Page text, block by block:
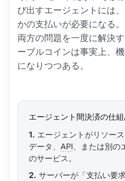
び出すエージェントには
かの支払いが必要になる
両方の問題を一度に解決
ーブルコインは事実上、
になりつつある。
エージェント間決済の仕
1. エージェントがリソース
データ、 API、または別の
のサービス。
2. サーバーが「支払い要